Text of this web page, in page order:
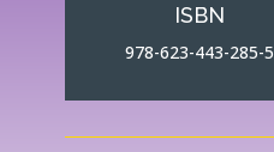
ISBN
978-623-443-285-5